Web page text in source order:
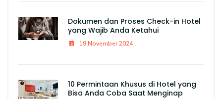
Dokumen dan Proses Check-in Hotel
yang Wajib Anda Ketahui
19 November 2024
10 Permintaan Khusus di Hotel yang
Bisa Anda Coba Saat Menginap